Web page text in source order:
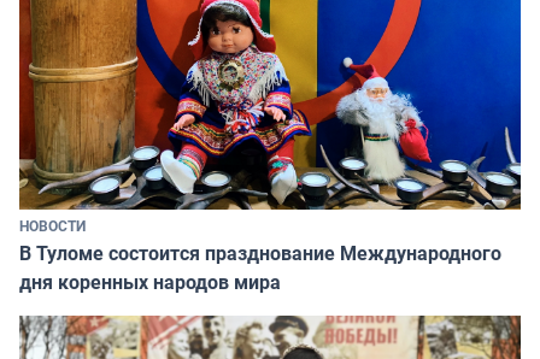
НОВОСТИ
В Туломе состоится празднование Международного
дня коренных народов мира